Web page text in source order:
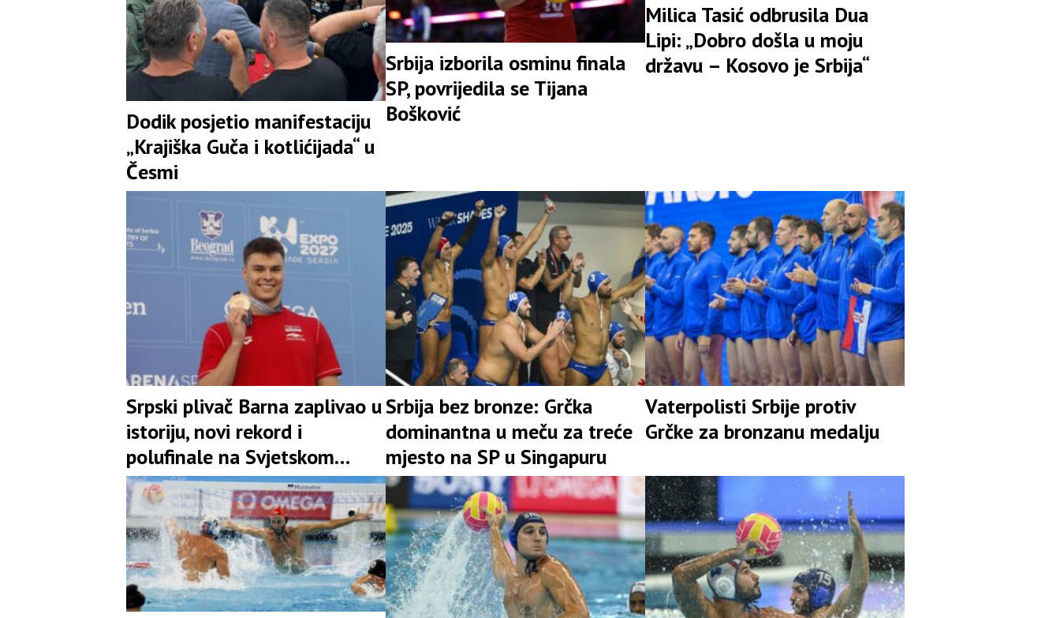
Dodik posjetio manifestaciju
„Krajiška Guča i kotlićijada“ u
Česmi
Srbija izborila osminu finala
SP, povrijedila se Tijana
Bošković
Milica Tasić odbrusila Dua
Lipi: „Dobro došla u moju
državu – Kosovo je Srbija“
Srpski plivač Barna zaplivao u
istoriju, novi rekord i
polufinale na Svjetskom
prvenstvu
Srbija bez bronze: Grčka
dominantna u meču za treće
mjesto na SP u Singapuru
Vaterpolisti Srbije protiv
Grčke za bronzanu medalju